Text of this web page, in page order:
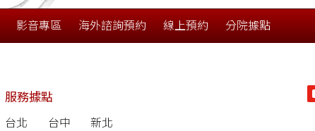
影音專區 海外諮詢預約 線上預約 分院據點
服務據點
台北 台中 新北